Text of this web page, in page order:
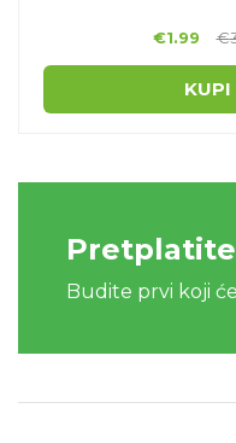
€1.99 €
KUPI
Budite prvi koji